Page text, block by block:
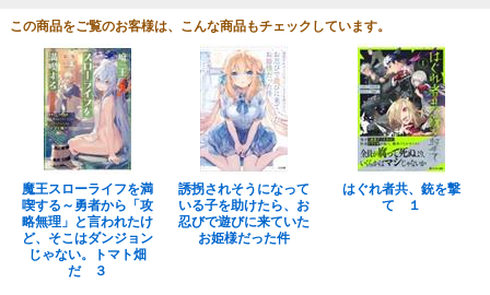
この商品をご覧のお客様は、こんな商品もチェックしています。
魔王スローライフを満
喫する～勇者から「攻
略無理」と言われたけ
ど、そこはダンジョン
じゃない。トマト畑
だ ３
誘拐されそうになって
いる子を助けたら、お
忍びで遊びに来ていた
お姫様だった件
はぐれ者共、銃を撃
て １